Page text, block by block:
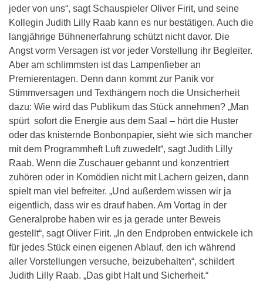
jeder von uns“, sagt Schauspieler Oliver Firit, und seine
Kollegin Judith Lilly Raab kann es nur bestätigen. Auch die
langjährige Bühnenerfahrung schützt nicht davor. Die
Angst vorm Versagen ist vor jeder Vorstellung ihr Begleiter.
Aber am schlimmsten ist das Lampenfieber an
Premierentagen. Denn dann kommt zur Panik vor
Stimmversagen und Texthängern noch die Unsicherheit
dazu: Wie wird das Publikum das Stück annehmen? „Man
spürt sofort die Energie aus dem Saal – hört die Huster
oder das knisternde Bonbonpapier, sieht wie sich mancher
mit dem Programmheft Luft zuwedelt“, sagt Judith Lilly
Raab. Wenn die Zuschauer gebannt und konzentriert
zuhören oder in Komödien nicht mit Lachern geizen, dann
spielt man viel befreiter. „Und außerdem wissen wir ja
eigentlich, dass wir es drauf haben. Am Vortag in der
Generalprobe haben wir es ja gerade unter Beweis
gestellt“, sagt Oliver Firit. „In den Endproben entwickele ich
für jedes Stück einen eigenen Ablauf, den ich während
aller Vorstellungen versuche, beizubehalten“, schildert
Judith Lilly Raab. „Das gibt Halt und Sicherheit.“